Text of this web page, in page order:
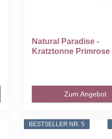
Natural Paradise -
Kratztonne Primrose |
Zum Angebot
BESTSELLER NR. 5